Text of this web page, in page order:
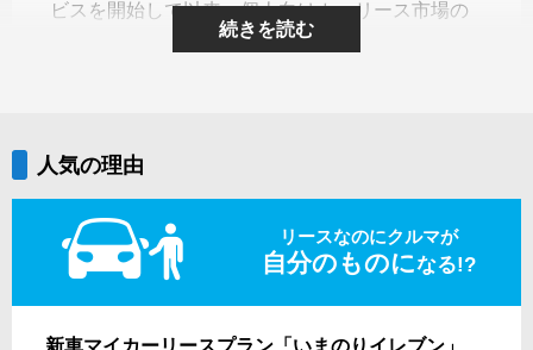
ビスを開始して以来、個人向けカーリース市場の
第一線に立って、常に時代とお客さまのニーズに
フ実現のためのサービスを提案してまいります。
続きを読む
人気の理由
リースなのにクルマが
自分のものになる!?